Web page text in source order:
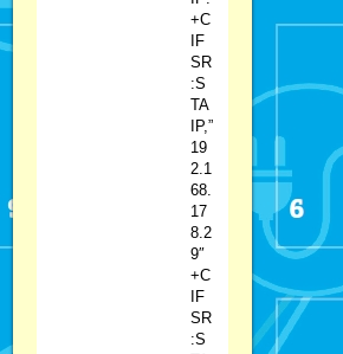
+C
IF
SR
:S
TA
IP,”
19
2.1
68.
17
8.2
9″
+C
IF
SR
:S